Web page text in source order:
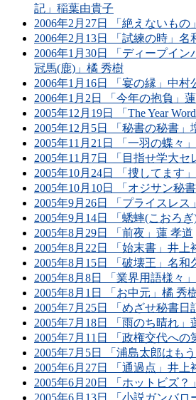
記」稲葉由貴子
2006年2月27日 「絶えないもの
2006年2月13日 「試練の時」名
2006年1月30日 「ディープイ
冠馬(鹿)」橘 秀樹
2006年1月16日 「宴の縁」中村
2006年1月2日 「今年の抱負」
2005年12月19日 「The Year
2005年12月5日 「秘書の秘書」
2005年11月21日 「一羽の蝶々
2005年11月7日 「目指せ学大
2005年10月24日 「捜してます
2005年10月10日 「オジサン秘
2005年9月26日 「プライスレス
2005年9月14日 「蟋蟀(こおろ
2005年8月29日 「前夜」蓮 孝道
2005年8月22日 「始末書」井上
2005年8月15日 「破壊王」名和
2005年8月8日 「業界用語様々
2005年8月1日 「お中元」橘 秀
2005年7月25日 「めざせ秘書日
2005年7月18日 「雨のち晴れ」
2005年7月11日 「政権交代へ
2005年7月5日 「浦島太郎はも
2005年6月27日 「通過点」井上
2005年6月20日 「ホットビズ？
2005年6月13日 「小説ガンバロ